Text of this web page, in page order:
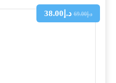
د.إ69.00 د.إ 38.00